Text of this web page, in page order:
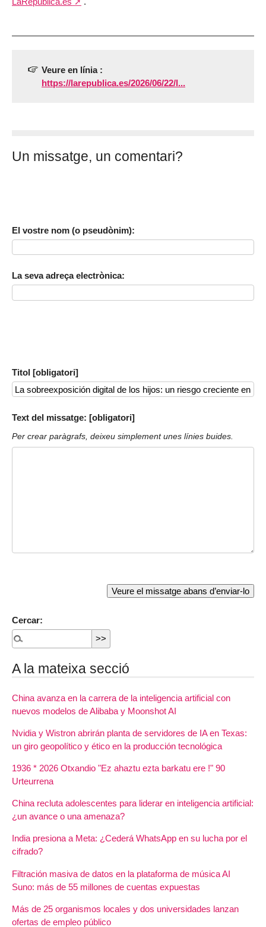
Veure en línia :
https://larepublica.es/2026/06/22/l...
Un missatge, un comentari?
El vostre nom (o pseudònim):
La seva adreça electrònica:
Titol [obligatori]
Text del missatge: [obligatori]
Per crear paràgrafs, deixeu simplement unes línies buides.
Cercar:
A la mateixa secció
China avanza en la carrera de la inteligencia artificial con
nuevos modelos de Alibaba y Moonshot AI
Nvidia y Wistron abrirán planta de servidores de IA en Texas:
un giro geopolítico y ético en la producción tecnológica
1936 * 2026 Otxandio "Ez ahaztu ezta barkatu ere !" 90
Urteurrena
China recluta adolescentes para liderar en inteligencia artificial:
¿un avance o una amenaza?
India presiona a Meta: ¿Cederá WhatsApp en su lucha por el
cifrado?
Filtración masiva de datos en la plataforma de música AI
Suno: más de 55 millones de cuentas expuestas
Más de 25 organismos locales y dos universidades lanzan
ofertas de empleo público